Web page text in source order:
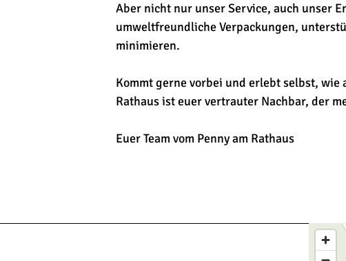
Aber nicht nur unser Service, auch unser
umweltfreundliche Verpackungen,
minimieren.
Kommt gerne vorbei und erlebt selbst,
Rathaus ist euer vertrauter Nachbar, der
Euer Team vom Penny am Rathaus